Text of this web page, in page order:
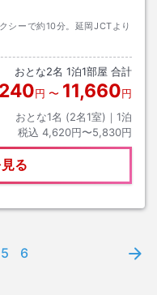
シーで約10分。延岡JCTより
おとな2名 1泊1部屋 合計
円 〜 11,660円
おとな1名 (2名1室)｜ 1泊
税込 4,620円〜5,830円
る
5 6